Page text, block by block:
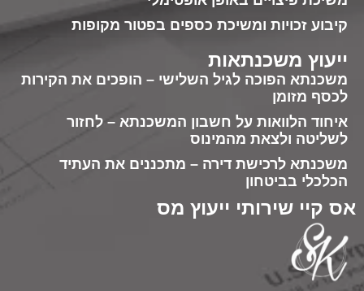
קיבוע זכויות ומשיכת כספים בפטור מקופות
ייעוץ משכנתאות
משכנתא הפוכה לגיל השלישי – הופכים את הקירות
לכסף מזומן
איחוד הלוואות על חשבון המשכנתא – לחזור
לשליטה ולצאת מהמינוס
משכנתא לרכישת דירה – מתכננים את העתיד
הכלכלי בביטחון
אס קיי שירותי ייעוץ מס